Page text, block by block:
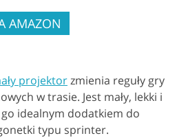
AMAZON
projektorzmienia reguły gry
w trasie. Jest mały, lekki i
go idealnym dodatkiem do
typu sprinter.